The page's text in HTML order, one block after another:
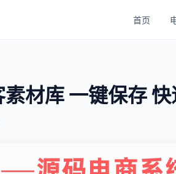
首页
材库 一键保存